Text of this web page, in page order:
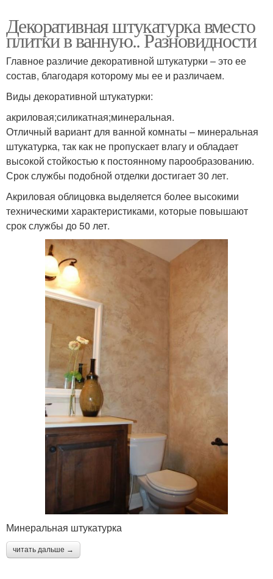
Декоративная штукатурка вместо
плитки в ванную.. Разновидности
Главное различие декоративной штукатурки – это ее
состав, благодаря которому мы ее и различаем.
Виды декоративной штукатурки:
акриловая;силикатная;минеральная.
Отличный вариант для ванной комнаты – минеральная
штукатурка, так как не пропускает влагу и обладает
высокой стойкостью к постоянному парообразованию.
Срок службы подобной отделки достигает 30 лет.
Акриловая облицовка выделяется более высокими
техническими характеристиками, которые повышают
срок службы до 50 лет.
Минеральная штукатурка
читать дальше →